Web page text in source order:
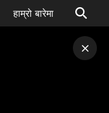
हाम्रो बारेमा